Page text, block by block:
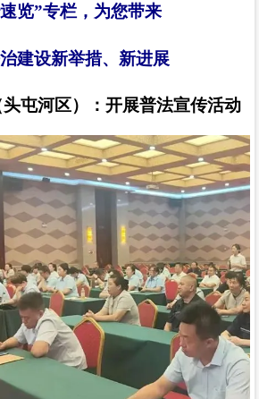
览”专栏，为您带来
建设新举措、新进展
屯河区）：开展普法宣传活动